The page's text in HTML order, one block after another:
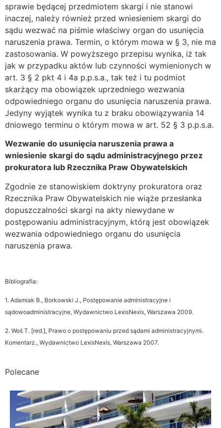
sprawie będącej przedmiotem skargi i nie stanowi
inaczej, należy również przed wniesieniem skargi do
sądu wezwać na piśmie właściwy organ do usunięcia
naruszenia prawa. Termin, o którym mowa w § 3, nie ma
zastosowania. W powyższego przepisu wynika, iż tak
jak w przypadku aktów lub czynności wymienionych w
art. 3 § 2 pkt 4 i 4a p.p.s.a., tak też i tu podmiot
skarżący ma obowiązek uprzedniego wezwania
odpowiedniego organu do usunięcia naruszenia prawa.
Jedyny wyjątek wynika tu z braku obowiązywania 14
dniowego terminu o którym mowa w art. 52 § 3 p.p.s.a.
Wezwanie do usunięcia naruszenia prawa a
wniesienie skargi do sądu administracyjnego przez
prokuratora lub Rzecznika Praw Obywatelskich
Zgodnie ze stanowiskiem doktryny prokuratora oraz
Rzecznika Praw Obywatelskich nie wiąże przesłanka
dopuszczalności skargi na akty niewydane w
postępowaniu administracyjnym, którą jest obowiązek
wezwania odpowiedniego organu do usunięcia
naruszenia prawa.
Bibliografia:
1. Adamiak B., Borkowski J., Postępowanie administracyjne i
sądowoadministracyjne, Wydawnictwo LexisNexis, Warszawa 2009.
2. Woś T. [red.], Prawo o postępowaniu przed sądami administracyjnymi.
Komentarz., Wydawnictwo LexisNexis, Warszawa 2007.
Polecane